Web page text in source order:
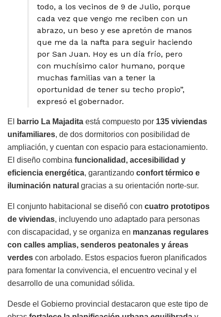
todo, a los vecinos de 9 de Julio, porque
cada vez que vengo me reciben con un
abrazo, un beso y ese apretón de manos
que me da la nafta para seguir haciendo
por San Juan. Hoy es un día frío, pero
con muchísimo calor humano, porque
muchas familias van a tener la
oportunidad de tener su techo propio”,
expresó el gobernador.
El barrio La Majadita está compuesto por 135 viviendas
unifamiliares, de dos dormitorios con posibilidad de
ampliación, y cuentan con espacio para estacionamiento.
El diseño combina funcionalidad, accesibilidad y
eficiencia energética, garantizando confort térmico e
iluminación natural gracias a su orientación norte-sur.
El conjunto habitacional se diseñó con cuatro prototipos
de viviendas, incluyendo uno adaptado para personas
con discapacidad, y se organiza en manzanas regulares
con calles amplias, senderos peatonales y áreas
verdes con arbolado. Estos espacios fueron planificados
para fomentar la convivencia, el encuentro vecinal y el
desarrollo de una comunidad sólida.
Desde el Gobierno provincial destacaron que este tipo de